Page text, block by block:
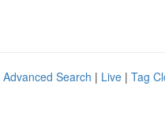
Advanced Search | Live | Tag